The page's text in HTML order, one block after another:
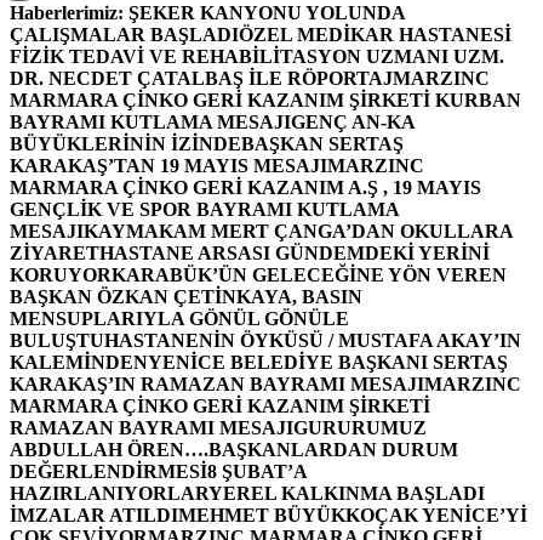
Haberlerimiz: ŞEKER KANYONU YOLUNDA
ÇALIŞMALAR BAŞLADIÖZEL MEDİKAR HASTANESİ
FİZİK TEDAVİ VE REHABİLİTASYON UZMANI UZM.
DR. NECDET ÇATALBAŞ İLE RÖPORTAJMARZINC
MARMARA ÇİNKO GERİ KAZANIM ŞİRKETİ KURBAN
BAYRAMI KUTLAMA MESAJIGENÇ AN-KA
BÜYÜKLERİNİN İZİNDEBAŞKAN SERTAŞ
KARAKAŞ’TAN 19 MAYIS MESAJIMARZINC
MARMARA ÇİNKO GERİ KAZANIM A.Ş , 19 MAYIS
GENÇLİK VE SPOR BAYRAMI KUTLAMA
MESAJIKAYMAKAM MERT ÇANGA’DAN OKULLARA
ZİYARETHASTANE ARSASI GÜNDEMDEKİ YERİNİ
KORUYORKARABÜK’ÜN GELECEĞİNE YÖN VEREN
BAŞKAN ÖZKAN ÇETİNKAYA, BASIN
MENSUPLARIYLA GÖNÜL GÖNÜLE
BULUŞTUHASTANENİN ÖYKÜSÜ / MUSTAFA AKAY’IN
KALEMİNDENYENİCE BELEDİYE BAŞKANI SERTAŞ
KARAKAŞ’IN RAMAZAN BAYRAMI MESAJIMARZINC
MARMARA ÇİNKO GERİ KAZANIM ŞİRKETİ
RAMAZAN BAYRAMI MESAJIGURURUMUZ
ABDULLAH ÖREN….BAŞKANLARDAN DURUM
DEĞERLENDİRMESİ8 ŞUBAT’A
HAZIRLANIYORLARYEREL KALKINMA BAŞLADI
İMZALAR ATILDIMEHMET BÜYÜKKOÇAK YENİCE’Yİ